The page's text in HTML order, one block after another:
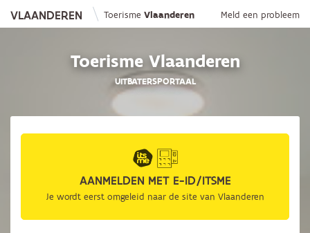
VLAANDEREN Toerisme Vlaanderen Meld een probleem
Toerisme Vlaanderen
UITBATERSPORTAAL
AANMELDEN MET E-ID/ITSME
Je wordt eerst omgeleid naar de site van Vlaanderen